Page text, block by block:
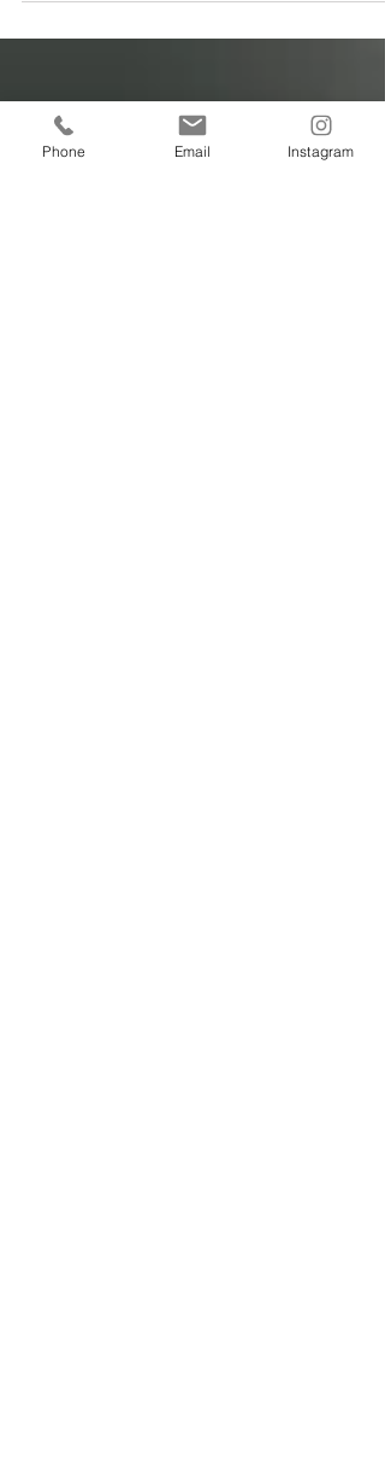
Phone Email Instagram